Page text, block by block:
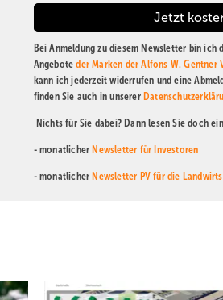
Bei Anmeldung zu diesem Newsletter bin
Angeboteder Marken der Alfons W. Gentner
kann ich jederzeit widerrufen und eine
finden Sie auch in unserer
Nichts für Sie dabei? Dann lesen Sie doch
- monatlicher Newsletter für Investoren
- monatlicher Newsletter PV für die